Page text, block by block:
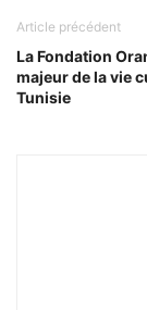
Article précédent
La Fondation
majeur de la vie
Tunisie